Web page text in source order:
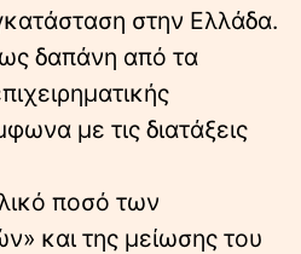
στην Ελλάδα.
δαπάνη από τα
με τις διατάξεις
ποσό των
και της μείωσης του